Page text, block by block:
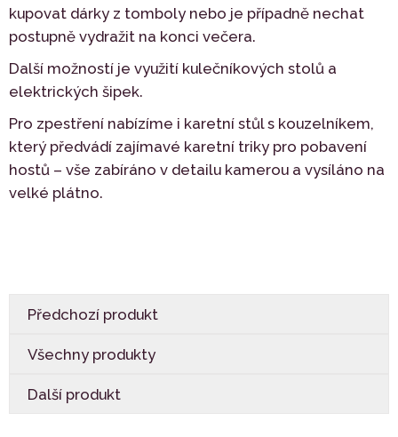
kupovat dárky z tomboly nebo je případně nechat
postupně vydražit na konci večera.
Další možností je využití kulečníkových stolů a
elektrických šipek.
Pro zpestření nabízíme i karetní stůl s kouzelníkem,
který předvádí zajímavé karetní triky pro pobavení
hostů – vše zabíráno v detailu kamerou a vysíláno na
velké plátno.
Předchozí produkt
Všechny produkty
Další produkt